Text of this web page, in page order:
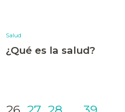
Salud
¿Qué es la salud?